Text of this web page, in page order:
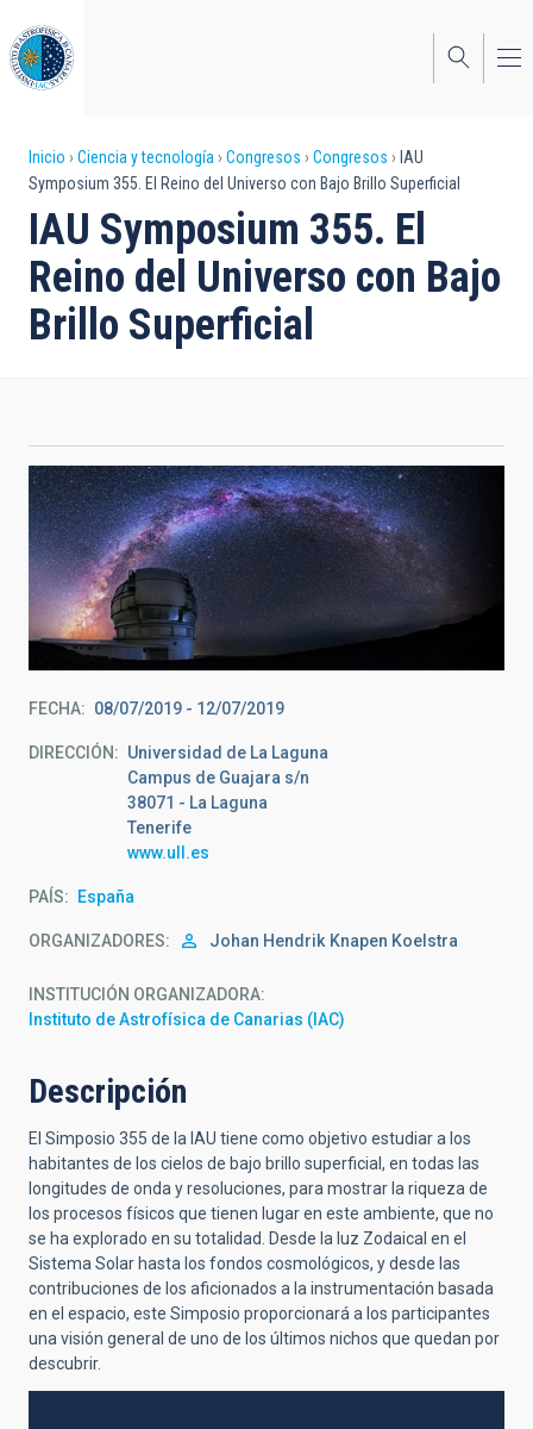
al
contenido
principal
Sobrescribir
enlaces
de
ayuda
a
Inicio Ciencia y tecnología Congresos Congresos
IAU
Symposium 355. El Reino del Universo con Bajo Brillo Superficial
IAU Symposium 355. El
Reino del Universo con Bajo
Brillo Superficial
FECHA 08/07/2019 - 12/07/2019
DIRECCIÓN
Universidad de La Laguna
Campus de Guajara s/n
38071 - La Laguna
Tenerife
www.ull.es
PAÍS España
ORGANIZADORES Johan Hendrik Knapen Koelstra
INSTITUCIÓN ORGANIZADORA
Instituto de Astrofísica de Canarias (IAC)
Descripción
El Simposio 355 de la IAU tiene como objetivo estudiar a los
habitantes de los cielos de bajo brillo superficial, en todas las
longitudes de onda y resoluciones, para mostrar la riqueza de
los procesos físicos que tienen lugar en este ambiente, que no
se ha explorado en su totalidad. Desde la luz Zodaical en el
Sistema Solar hasta los fondos cosmológicos, y desde las
contribuciones de los aficionados a la instrumentación basada
en el espacio, este Simposio proporcionará a los participantes
una visión general de uno de los últimos nichos que quedan por
descubrir.